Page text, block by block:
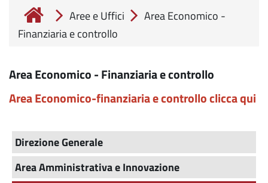
Aree e Uffici
Area Economico -
Finanziaria e controllo
Area Economico - Finanziaria e controllo
Area Economico-finanziaria e controlloclicca qui
Direzione Generale
Area Amministrativa e Innovazione